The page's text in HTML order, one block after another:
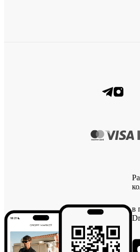
в